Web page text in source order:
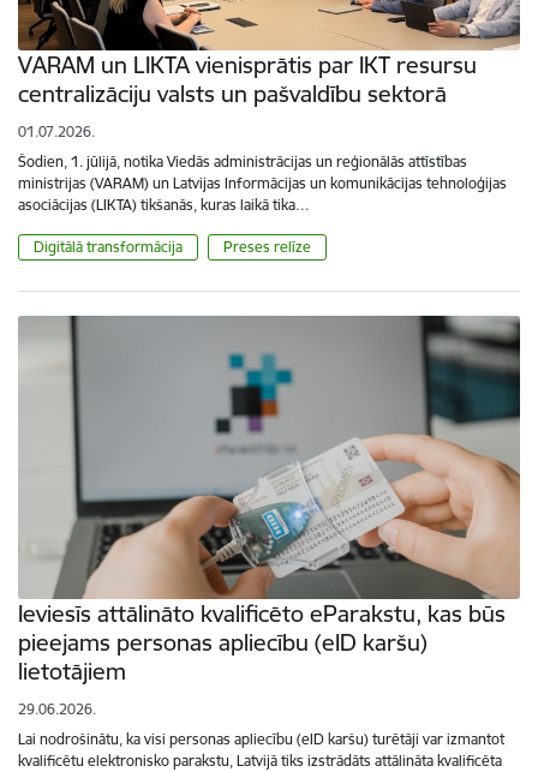
VARAM un LIKTA vienisprātis par IKT resursu
centralizāciju valsts un pašvaldību sektorā
01.07.2026.
Šodien, 1. jūlijā, notika Viedās administrācijas un reģionālās attīstības
ministrijas (VARAM) un Latvijas Informācijas un komunikācijas tehnoloģijas
asociācijas (LIKTA) tikšanās, kuras laikā tika…
Digitālā transformācija Preses relīze
Ieviesīs attālināto kvalificēto eParakstu, kas būs
pieejams personas apliecību (eID karšu)
lietotājiem
29.06.2026.
Lai nodrošinātu, ka visi personas apliecību (eID karšu) turētāji var izmantot
kvalificētu elektronisko parakstu, Latvijā tiks izstrādāts attālināta kvalificēta